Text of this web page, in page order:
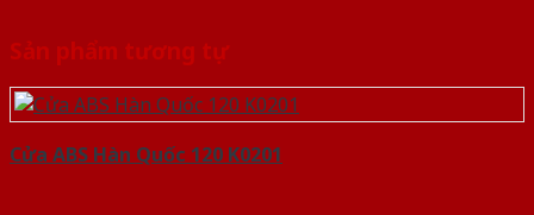
Sản phẩm tương tự
Cửa ABS Hàn Quốc 120 K0201